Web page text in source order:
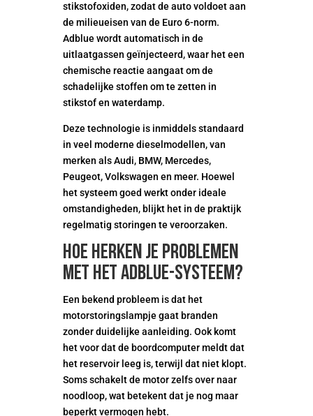
stikstofoxiden, zodat de auto voldoet aan
de milieueisen van de Euro 6-norm.
Adblue wordt automatisch in de
uitlaatgassen geïnjecteerd, waar het een
chemische reactie aangaat om de
schadelijke stoffen om te zetten in
stikstof en waterdamp.
Deze technologie is inmiddels standaard
in veel moderne dieselmodellen, van
merken als Audi, BMW, Mercedes,
Peugeot, Volkswagen en meer. Hoewel
het systeem goed werkt onder ideale
omstandigheden, blijkt het in de praktijk
regelmatig storingen te veroorzaken.
Hoe herken je problemen
met het Adblue-systeem?
Een bekend probleem is dat het
motorstoringslampje gaat branden
zonder duidelijke aanleiding. Ook komt
het voor dat de boordcomputer meldt dat
het reservoir leeg is, terwijl dat niet klopt.
Soms schakelt de motor zelfs over naar
noodloop, wat betekent dat je nog maar
beperkt vermogen hebt.